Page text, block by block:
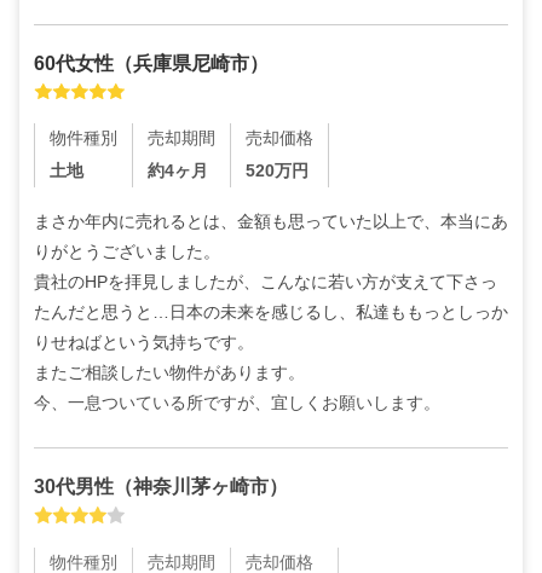
60代女性 （兵庫県尼崎市）
物件種別
土地
売却期間
約4ヶ月
売却価格
520万円
まさか年内に売れるとは、金額も思っていた以上で、本当にあ
りがとうございました。
貴社のHPを拝見しましたが、こんなに若い方が支えて下さっ
たんだと思うと…日本の未来を感じるし、私達ももっとしっか
りせねばという気持ちです。
またご相談したい物件があります。
今、一息ついている所ですが、宜しくお願いします。
30代男性 （神奈川茅ヶ崎市）
物件種別
売却期間
売却価格